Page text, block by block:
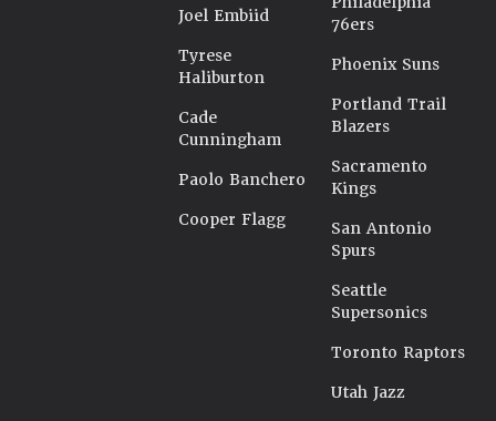
Joel Embiid
Tyrese
Haliburton
Cade
Cunningham
Paolo Banchero
Cooper Flagg
76ers
Phoenix Suns
Portland Trail
Blazers
Sacramento
Kings
San Antonio
Spurs
Seattle
Supersonics
Toronto Raptors
Utah Jazz